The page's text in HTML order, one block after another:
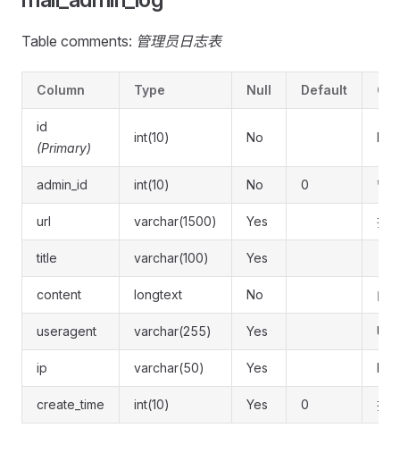
Table comments: 管理员日志表
Column Type Null Default
id
(Primary)
int(10) No ID
admin_id int(10) No 0 管
url varchar(1500) Yes 操
title varchar(100) Yes
content longtext No 内
useragent varchar(255) Yes
ip varchar(50) Yes IP
create_time int(10) Yes 0 操